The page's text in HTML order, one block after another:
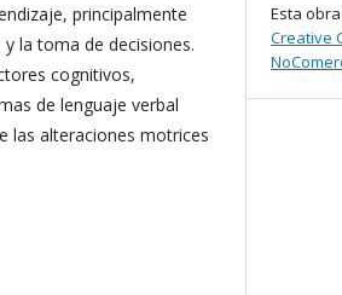
principalmente
la toma de decisiones.
cognitivos,
de lenguaje verbal
las alteraciones motrices
Esta
Creative